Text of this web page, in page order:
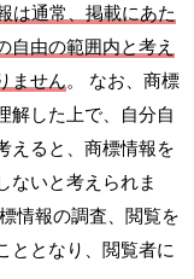
は通常、掲載にあた
自由の範囲内と考え
ません。 なお、商標
解した上で、自分自
えると、商標情報を
ないと考えられま
情報の調査、閲覧を
ととなり、閲覧者に